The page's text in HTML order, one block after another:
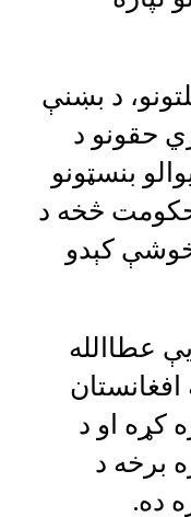
د بښنې
حقونو د
بنسټونو
حکومت څخه د
کېدو
عطاالله
کې په افغانستان
کړه او د
برخه د
ده.